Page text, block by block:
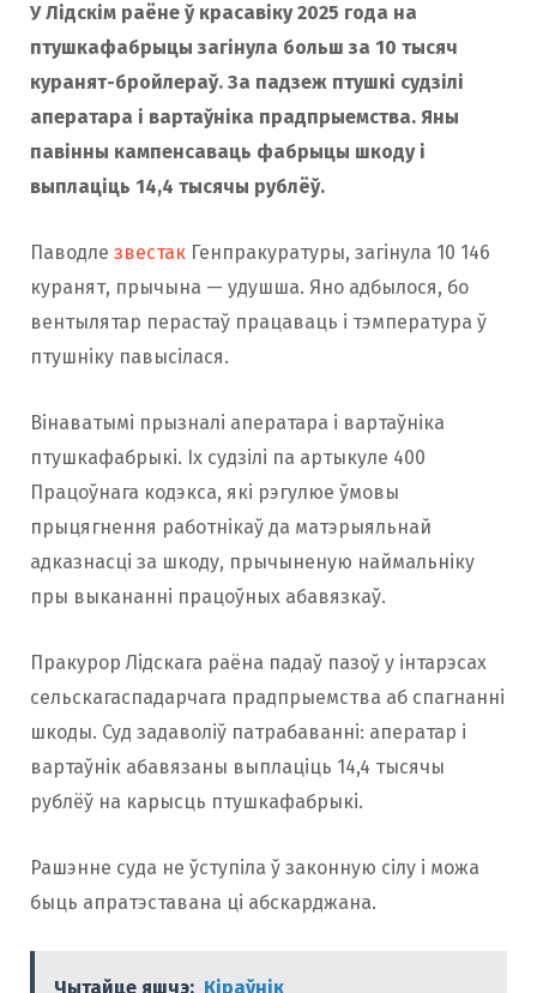
У Лідскім раёне ў красавіку 2025 года на
птушкафабрыцы загінула больш за 10 тысяч
куранят-бройлераў. За падзеж птушкі судзілі
аператара і вартаўніка прадпрыемства. Яны
павінны кампенсаваць фабрыцы шкоду і
выплаціць 14,4 тысячы рублёў.
Паводле звестак Генпракуратуры, загінула 10 146
куранят, прычына — удушша. Яно адбылося, бо
вентылятар перастаў працаваць і тэмпература ў
птушніку павысілася.
Вінаватымі прызналі аператара і вартаўніка
птушкафабрыкі. Іх судзілі па артыкуле 400
Працоўнага кодэкса, які рэгулюе ўмовы
прыцягнення работнікаў да матэрыяльнай
адказнасці за шкоду, прычыненую наймальніку
пры выкананні працоўных абавязкаў.
Пракурор Лідскага раёна падаў пазоў у інтарэсах
сельскагаспадарчага прадпрыемства аб спагнанні
шкоды. Суд задаволіў патрабаванні: аператар і
вартаўнік абавязаны выплаціць 14,4 тысячы
рублёў на карысць птушкафабрыкі.
Рашэнне суда не ўступіла ў законную сілу і можа
быць апратэставана ці абскарджана.
Чытайце яшчэ: Кіраўнік